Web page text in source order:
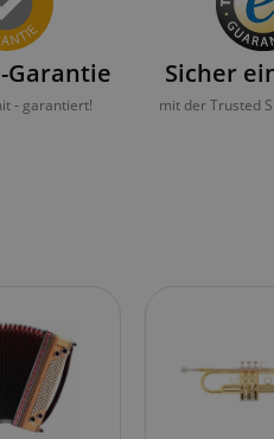
Garantie
- garantiert!
Sicher
mit der Trusted